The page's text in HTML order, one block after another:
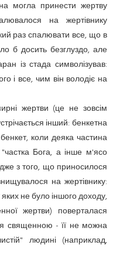
могла принести жертву
на жертівнику
раз спалювати все, що в
б досить безглуздо, але
із стада символізував:
і все, чим він володіє на
жертви (це не зовсім
інший: бенкетна
коли деяка частина
Бога, а інше м'ясо
з того, що приносилося
на жертівнику:
не було іншого доходу,
жертви) поверталася
священною - її не можна
людині (наприклад,